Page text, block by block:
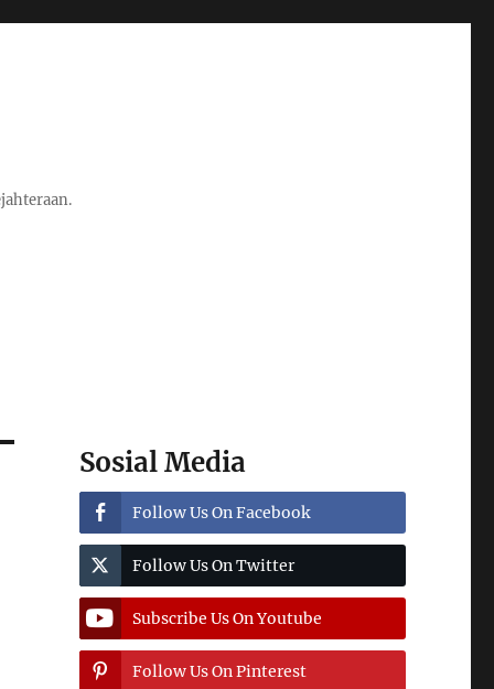
Sosial Media
Follow Us On Facebook
Follow Us On Twitter
Subscribe Us On Youtube
Follow Us On Pinterest